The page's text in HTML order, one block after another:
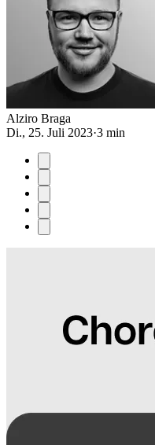
Alziro Braga
Di., 25. Juli 2023·3 min